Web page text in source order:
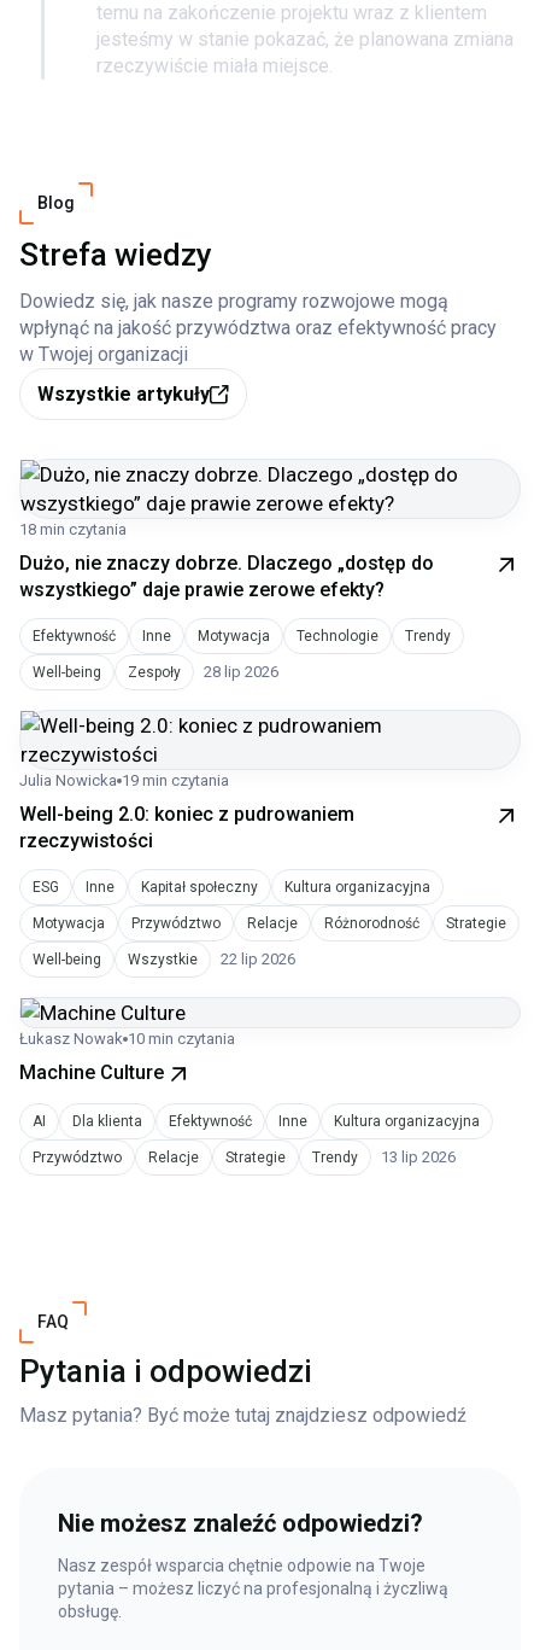
temu na zakończenie projektu wraz z klientem
jesteśmy w stanie pokazać, że planowana zmiana
rzeczywiście miała miejsce.
Blog
Strefa wiedzy
Dowiedz się, jak nasze programy rozwojowe mogą
wpłynąć na jakość przywództwa oraz efektywność pracy
w Twojej organizacji
Wszystkie artykuły
18 min czytania
Dużo, nie znaczy dobrze. Dlaczego „dostęp do
wszystkiego” daje prawie zerowe efekty?
Efektywność Inne Motywacja Technologie Trendy
Well-being Zespoły 28 lip 2026
Julia Nowicka 19 min czytania
Well-being 2.0: koniec z pudrowaniem
rzeczywistości
ESG Inne Kapitał społeczny Kultura organizacyjna
Motywacja Przywództwo Relacje Różnorodność Strategie
Well-being Wszystkie 22 lip 2026
Łukasz Nowak 10 min czytania
Machine Culture
AI Dla klienta Efektywność Inne Kultura organizacyjna
Przywództwo Relacje Strategie Trendy 13 lip 2026
FAQ
Pytania i odpowiedzi
Masz pytania? Być może tutaj znajdziesz odpowiedź
Nie możesz znaleźć odpowiedzi?
Nasz zespół wsparcia chętnie odpowie na Twoje
pytania – możesz liczyć na profesjonalną i życzliwą
obsługę.